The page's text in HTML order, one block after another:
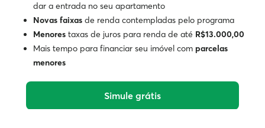
dar a entrada no seu apartamento
Novas faixas de renda contempladas pelo programa
Menores taxas de juros para renda de até R$13.000,00
Mais tempo para financiar seu imóvel com parcelas
menores
Simule grátis